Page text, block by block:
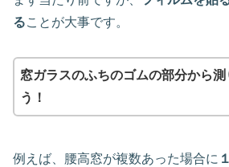
ることが大事です。
窓ガラスのふちのゴムの部分から測
う！
例えば、腰高窓が複数あった場合に